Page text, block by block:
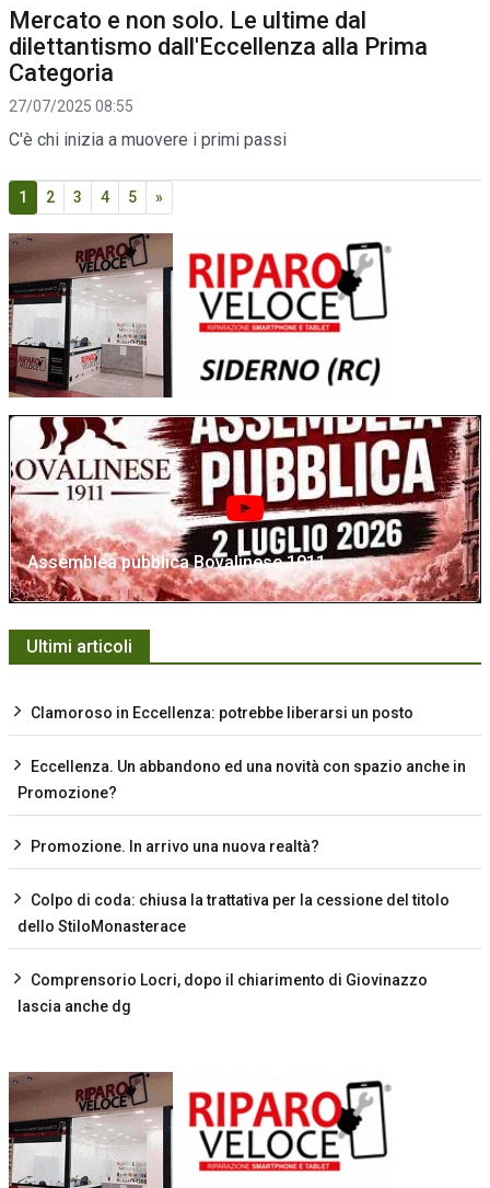
Mercato e non solo. Le ultime dal
dilettantismo dall'Eccellenza alla Prima
Categoria
27/07/2025 08:55
C'è chi inizia a muovere i primi passi
1 2 3 4 5 »
Assemblea pubblica Bovalinese 1911
Ultimi articoli
Clamoroso in Eccellenza: potrebbe liberarsi un posto
Eccellenza. Un abbandono ed una novità con spazio anche in
Promozione?
Promozione. In arrivo una nuova realtà?
Colpo di coda: chiusa la trattativa per la cessione del titolo
dello StiloMonasterace
Comprensorio Locri, dopo il chiarimento di Giovinazzo
lascia anche dg